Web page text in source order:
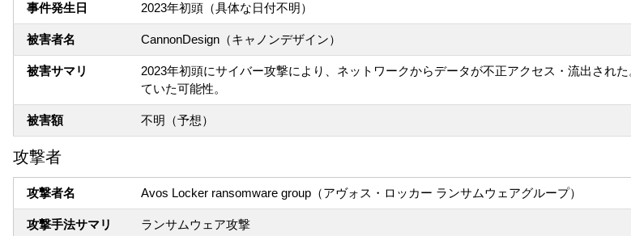
事件発生日 2023年初頭（具体な日付不明）
被害者名 CannonDesign（キャノンデザイン）
被害サマリ
2023年初頭にサイバー攻撃により、ネットワークからデータが不正アクセス・流出され
ていた可能性。
被害額 不明（予想）
攻撃者
攻撃者名 Avos Locker ransomware group（アヴォス・ロッカー ランサムウェアグループ）
攻撃手法サマリ ランサムウェア攻撃